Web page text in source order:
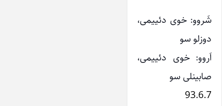
شَروو: خوی دئییمی،
دوزلو سو
اَروو: خوی دئییمی،
صابینلی سو
93.6.7